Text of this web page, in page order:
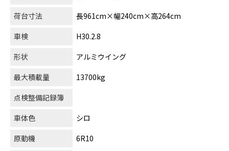
荷台寸法
長961cm×幅240cm×高264cm
車検
H30.2.8
形状
アルミウイング
最大積載量
13700kg
点検整備記録簿
車体色
シロ
原動機
6R10